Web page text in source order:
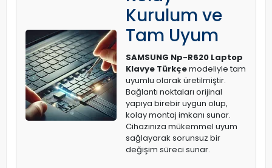
Kurulum ve
Tam Uyum
SAMSUNG Np-R620 Laptop
Klavye Türkçemodeliyle tam
uyumlu olarak üretilmiştir.
Bağlantı noktaları orijinal
yapıya birebir uygun olup,
kolay montaj imkanı sunar.
Cihazınıza mükemmel uyum
sağlayarak sorunsuz bir
değişim süreci sunar.